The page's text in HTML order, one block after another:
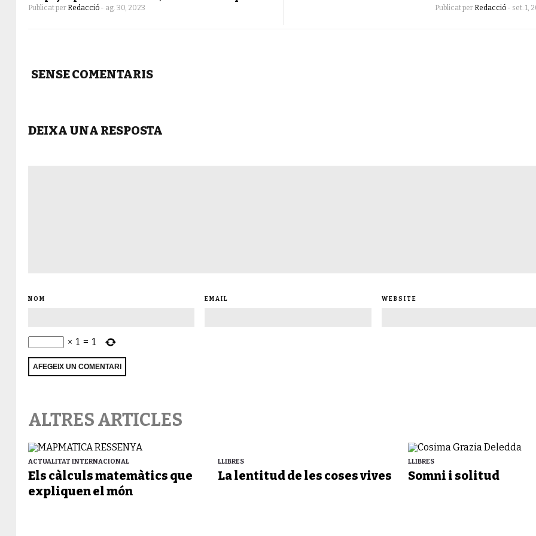
Publicat per Redacció - ag. 30, 2023 Publicat per Redacció - set. 1,
SENSE COMENTARIS
DEIXA UNA RESPOSTA
NOM EMAIL WEBSITE
× 1 = 1
ALTRES ARTICLES
ACTUALITAT INTERNACIONAL
Els càlculs matemàtics que
expliquen el món
LLIBRES
La lentitud de les coses vives
LLIBRES
Somni i solitud